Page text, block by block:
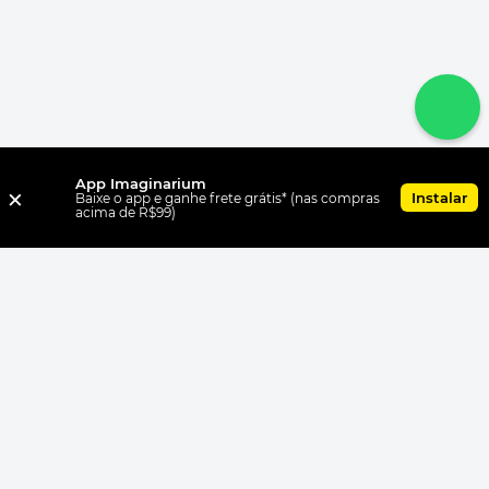
× App Imaginarium
Baixe o app e ganhe frete grátis* (nas compras
acima de R$99)
Instalar